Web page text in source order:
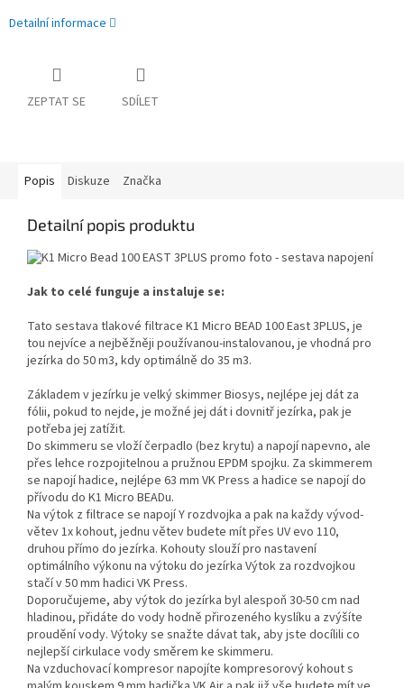
Detailní informace
ZEPTAT SE SDÍLET
Popis Diskuze Značka
Detailní popis produktu
Jak to celé funguje a instaluje se:
Tato sestava tlakové filtrace K1 Micro BEAD 100 East 3PLUS, je
tou nejvíce a nejběžněji používanou-instalovanou, je vhodná pro
jezírka do 50 m3, kdy optimálně do 35 m3.
Základem v jezírku je velký skimmer Biosys, nejlépe jej dát za
fólii, pokud to nejde, je možné jej dát i dovnitř jezírka, pak je
potřeba jej zatížit.
Do skimmeru se vloží čerpadlo (bez krytu) a napojí napevno, ale
přes lehce rozpojitelnou a pružnou EPDM spojku. Za skimmerem
se napojí hadice, nejlépe 63 mm VK Press a hadice se napojí do
přívodu do K1 Micro BEADu.
Na výtok z filtrace se napojí Y rozdvojka a pak na každy vývod-
větev 1x kohout, jednu větev budete mít přes UV evo 110,
druhou přímo do jezírka. Kohouty slouží pro nastavení
optimálního výkonu na výtoku do jezírka Výtok za rozdvojkou
stačí v 50 mm hadici VK Press.
Doporučujeme, aby výtok do jezírka byl alespoň 30-50 cm nad
hladinou, přidáte do vody hodně přirozeného kyslíku a zvýšíte
proudění vody. Výtoky se snažte dávat tak, aby jste docílili co
nejlepší cirkulace vody směrem ke skimmeru.
Na vzduchovací kompresor napojíte kompresorový kohout s